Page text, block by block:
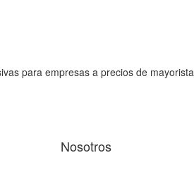
para empresas a precios de mayorista
Nosotros